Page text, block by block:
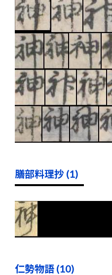
膳部料理抄 (1)
仁勢物語 (10)